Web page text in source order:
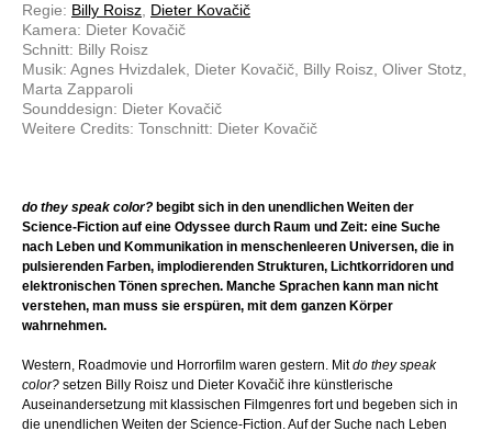
Regie: Billy Roisz Dieter Kovačič
Kamera: Dieter Kovačič
Schnitt: Billy Roisz
Musik: Agnes Hvizdalek, Dieter Kovačič, Billy Roisz, Oliver Stotz,
Marta Zapparoli
Sounddesign: Dieter Kovačič
Weitere Credits: Tonschnitt: Dieter Kovačič
do they speak color? begibt sich in den unendlichen Weiten der
Science-Fiction auf eine Odyssee durch Raum und Zeit: eine Suche
nach Leben und Kommunikation in menschenleeren Universen, die in
pulsierenden Farben, implodierenden Strukturen, Lichtkorridoren und
elektronischen Tönen sprechen. Manche Sprachen kann man nicht
verstehen, man muss sie erspüren, mit dem ganzen Körper
wahrnehmen.
Western, Roadmovie und Horrorfilm waren gestern. Mitdo they speak
color? setzen Billy Roisz und Dieter Kovačič ihre künstlerische
Auseinandersetzung mit klassischen Filmgenres fort und begeben sich in
die unendlichen Weiten der Science-Fiction. Auf der Suche nach Leben